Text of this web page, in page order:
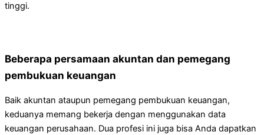
tinggi.
Beberapa persamaan akuntan dan pemegang
pembukuan keuangan
Baik akuntan ataupun pemegang pembukuan keuangan,
keduanya memang bekerja dengan menggunakan data
keuangan perusahaan. Dua profesi ini juga bisa Anda dapatkan